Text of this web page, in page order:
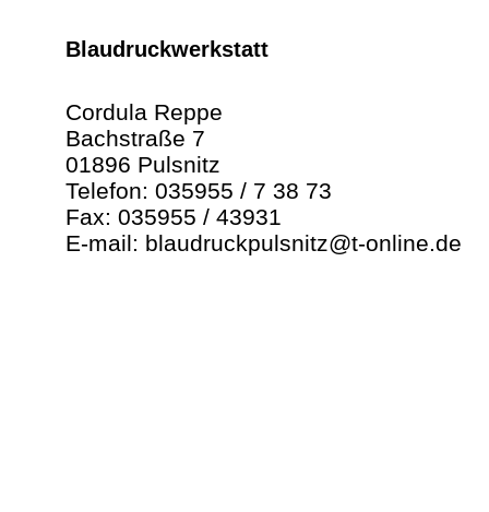
Blaudruckwerkstatt
Cordula Reppe
Bachstraße 7
01896 Pulsnitz
Telefon: 035955 / 7 38 73
Fax: 035955 / 43931
E-mail: blaudruckpulsnitz@t-online.de